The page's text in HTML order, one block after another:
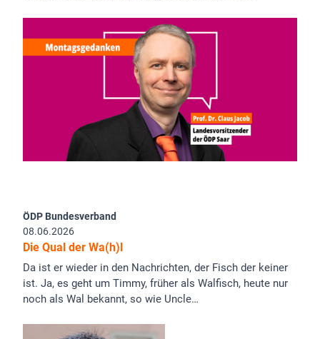
ÖDP Bundesverband
08.06.2026
Die Qual der Wa(h)l
Da ist er wieder in den Nachrichten, der Fisch der keiner
ist. Ja, es geht um Timmy, früher als Walfisch, heute nur
noch als Wal bekannt, so wie Uncle…